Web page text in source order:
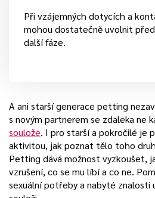
Při vzájemných dotycích a
mohou dostatečně uvolnit
další fáze.
A ani starší generace petting
s novým partnerem se zdaleka ne
soulože. I pro starší a pokročilé je
aktivitou, jak poznat tělo toho
Petting dává možnost vyzkoušet,
vzrušení, co se mu líbí a co ne.
sexuální potřeby a nabyté znalosti